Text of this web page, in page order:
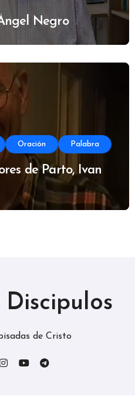
Negro
Oración Palabra
de Parto, Ivan
de Cristo